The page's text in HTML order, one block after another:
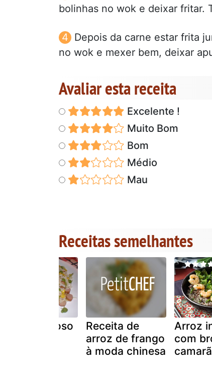
bolinhas no wok e deixar fritar.
Depois da carne estar frita
no wok e mexer bem, deixar
Avaliar esta receita
Excelente !
Muito Bom
Bom
Médio
Mau
Receitas semelhantes
delicioso
Receita de
arroz de frango
à moda chinesa
Arroz
com